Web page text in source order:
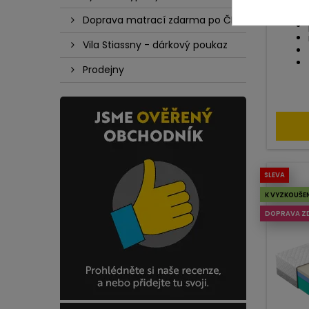
Doprava matrací zdarma po ČR
Vila Stiassny - dárkový poukaz
Prodejny
K
DOPRAVA
SLEVA